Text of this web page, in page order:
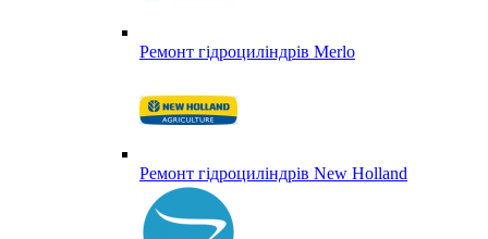
Ремонт гідроциліндрів Merlo
Ремонт гідроциліндрів New Holland